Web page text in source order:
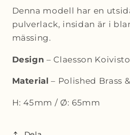
Denna modell har en
pulverlack, insidan är i
mässing.
Design – Claesson
Material – Polished Brass
H: 45mm / Ø: 65mm